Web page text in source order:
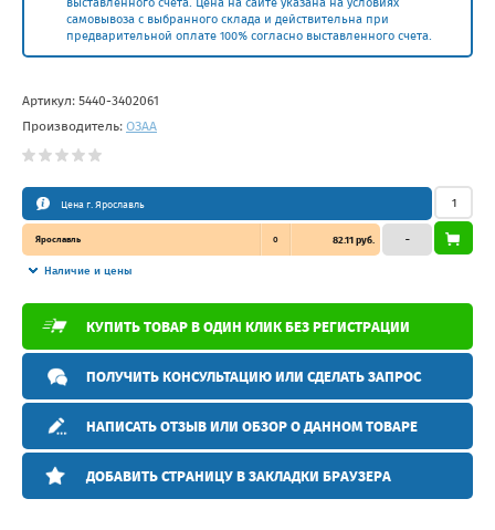
выставленного счета. Цена на сайте указана на условиях
самовывоза с выбранного склада и действительна при
предварительной оплате 100% согласно выставленного счета.
Артикул: 5440-3402061
Производитель: ОЗАА
Цена г. Ярославль
Ярославль 0 82.11 руб.
Наличие и цены
–
КУПИТЬ ТОВАР В ОДИН КЛИК БЕЗ РЕГИСТРАЦИИ
ПОЛУЧИТЬ КОНСУЛЬТАЦИЮ ИЛИ СДЕЛАТЬ ЗАПРОС
НАПИСАТЬ ОТЗЫВ ИЛИ ОБЗОР О ДАННОМ ТОВАРЕ
ДОБАВИТЬ СТРАНИЦУ В ЗАКЛАДКИ БРАУЗЕРА